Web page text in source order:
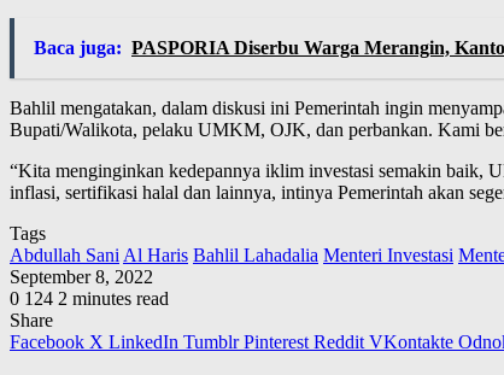
Baca juga: PASPORIA Diserbu Warga Merangin,
Bahlil mengatakan, dalam diskusi ini Pemerintah ingin
Bupati/Walikota, pelaku UMKM, OJK, dan perbankan. Kami
“Kita menginginkan kedepannya iklim investasi semakin baik,
inflasi, sertifikasi halal dan lainnya, intinya Pemerintah akan
Tags
Abdullah Sani Al Haris Bahlil Lahadalia Menteri Investasi
September 8, 2022
0 124 2 minutes read
Share
Facebook X LinkedIn Tumblr Pinterest Reddit VKontakte